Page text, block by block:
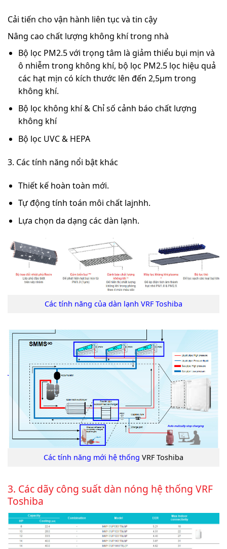
Cải tiến cho vận hành liên tục và tin cậy
Nâng cao chất lượng không khí trong nhà
Bộ lọc PM2.5với trọng tâm là giảm thiểu bụi mịn và
ô nhiễm trong không khí, bộ lọc PM2.5 lọc hiệu quả
các hạt mịn có kích thước lên đến 2,5µm trong
không khí.
Bộ lọc không khí & Chỉ số cảnh báo chất lượng
không khí
Bộ lọc UVC & HEPA
3. Các tính năng nổi bật khác
Thiết kế hoàn toàn mới.
Tự động tính toán môi chất lajnhh.
Lựa chọn da dạng các dàn lạnh.
Các tính năng của dàn lạnh VRF Toshiba
Các tính năng mới hệ thống VRF Toshiba
3. Các dãy công suất dàn nóng hệ thống VRF
Toshiba